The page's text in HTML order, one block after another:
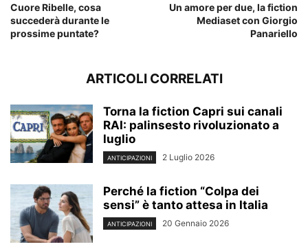
Cuore Ribelle, cosa
succederà durante le
prossime puntate?
Un amore per due, la fiction
Mediaset con Giorgio
Panariello
ARTICOLI CORRELATI
Torna la fiction Capri sui canali
RAI: palinsesto rivoluzionato a
luglio
ANTICIPAZIONI 2 Luglio 2026
Perché la fiction “Colpa dei
sensi” è tanto attesa in Italia
ANTICIPAZIONI 20 Gennaio 2026